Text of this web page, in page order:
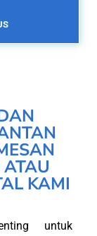
KAMI
untuk